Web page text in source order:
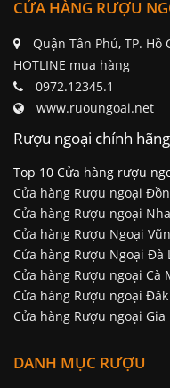
CỬA HÀNG RƯỢU
Quận Tân Phú, TP. Hồ
HOTLINE mua hàng
0972.12345.1
www.ruoungoai.net
Rượu ngoại chính
Top 10 Cửa hàng rượu
Cửa hàng Rượu ngoại
Cửa hàng Rượu ngoại
Cửa hàng Rượu Ngoại
Cửa hàng Rượu Ngoại Đà
Cửa hàng Rượu ngoại Cà
Cửa hàng Rượu ngoại Đăk
Cửa hàng Rượu ngoại Gia
DANH MỤC RƯỢU